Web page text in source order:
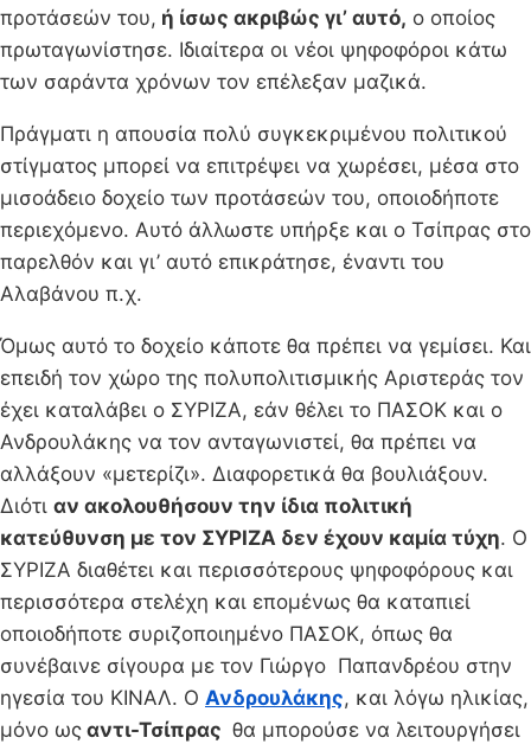
προτάσεών του, ή ίσως ακριβώς γι’ αυτό, ο οποίος
πρωταγωνίστησε. Ιδιαίτερα οι νέοι ψηφοφόροι κάτω
των σαράντα χρόνων τον επέλεξαν μαζικά.
Πράγματι η απουσία πολύ συγκεκριμένου πολιτικού
στίγματος μπορεί να επιτρέψει να χωρέσει, μέσα στο
μισοάδειο δοχείο των προτάσεών του, οποιοδήποτε
περιεχόμενο. Αυτό άλλωστε υπήρξε και ο Τσίπρας στο
παρελθόν και γι’ αυτό επικράτησε, έναντι του
Αλαβάνου π.χ.
Όμως αυτό το δοχείο κάποτε θα πρέπει να γεμίσει. Και
επειδή τον χώρο της πολυπολιτισμικής Αριστεράς τον
έχει καταλάβει ο ΣΥΡΙΖΑ, εάν θέλει το ΠΑΣΟΚ και ο
Ανδρουλάκης να τον ανταγωνιστεί, θα πρέπει να
αλλάξουν «μετερίζι». Διαφορετικά θα βουλιάξουν.
Διότι αν ακολουθήσουν την ίδια πολιτική
κατεύθυνση με τον ΣΥΡΙΖΑ δεν έχουν καμία τύχη. Ο
ΣΥΡΙΖΑ διαθέτει και περισσότερους ψηφοφόρους και
περισσότερα στελέχη και επομένως θα καταπιεί
οποιοδήποτε συριζοποιημένο ΠΑΣΟΚ, όπως θα
συνέβαινε σίγουρα με τον Γιώργο Παπανδρέου στην
ηγεσία του ΚΙΝΑΛ. Ο Ανδρουλάκης, και λόγω ηλικίας,
μόνο ως αντι-Τσίπρας θα μπορούσε να λειτουργήσει